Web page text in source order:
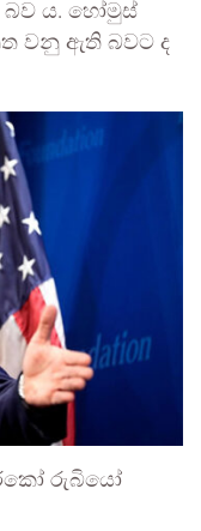
බව ය. හෝමුස්
වනු ඇති බවට ද
රුබියෝ